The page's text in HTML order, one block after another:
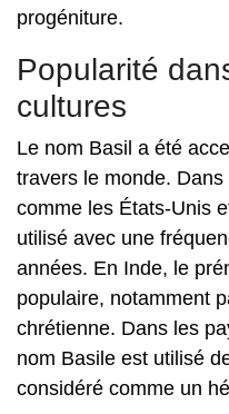
progéniture.
Popularité
cultures
Le nom Basil a été
travers le monde.
comme les États-Unis
utilisé avec une
années. En Inde, le
populaire, notamment
chrétienne. Dans les
nom Basile est utilisé
considéré comme un